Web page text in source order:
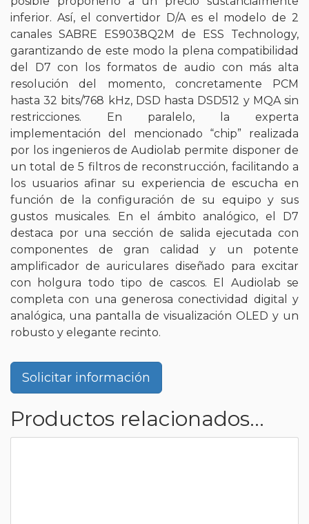
inferior. Así, el convertidor D/A es el modelo de 2
canales SABRE ES9038Q2M de ESS Technology,
garantizando de este modo la plena compatibilidad
del D7 con los formatos de audio con más alta
resolución del momento, concretamente PCM
hasta 32 bits/768 kHz, DSD hasta DSD512 y MQA sin
restricciones. En paralelo, la experta
implementación del mencionado “chip” realizada
por los ingenieros de Audiolab permite disponer de
un total de 5 filtros de reconstrucción, facilitando a
los usuarios afinar su experiencia de escucha en
función de la configuración de su equipo y sus
gustos musicales. En el ámbito analógico, el D7
destaca por una sección de salida ejecutada con
componentes de gran calidad y un potente
amplificador de auriculares diseñado para excitar
con holgura todo tipo de cascos. El Audiolab se
completa con una generosa conectividad digital y
analógica, una pantalla de visualización OLED y un
robusto y elegante recinto.
Solicitar información
Productos relacionados...